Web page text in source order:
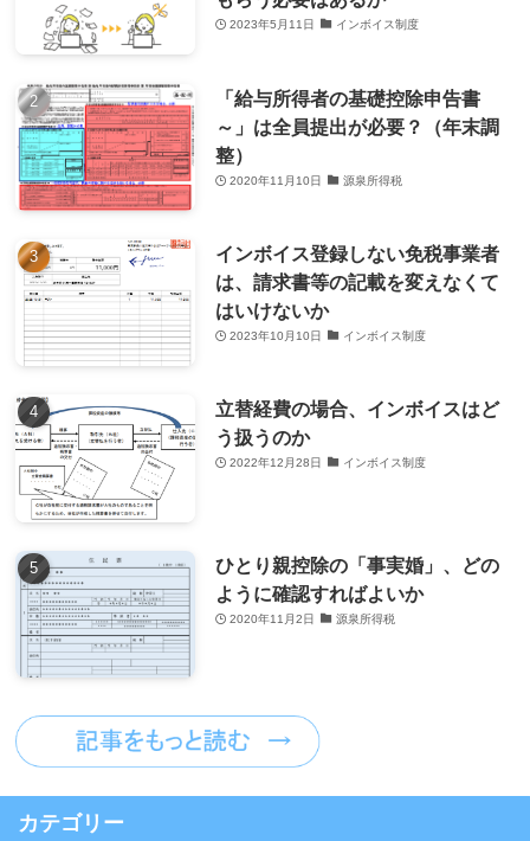
2023年5月11日 インボイス制度
「給与所得者の基礎控除申告書
～」は全員提出が必要？（年末調
整）
2020年11月10日 源泉所得税
インボイス登録しない免税事業者
は、請求書等の記載を変えなくて
はいけないか
2023年10月10日 インボイス制度
立替経費の場合、インボイスはど
う扱うのか
2022年12月28日 インボイス制度
ひとり親控除の「事実婚」、どの
ように確認すればよいか
2020年11月2日 源泉所得税
カテゴリー